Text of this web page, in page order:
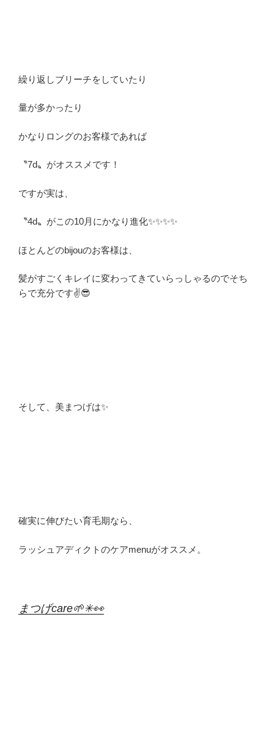
繰り返しブリーチをしていたり
量が多かったり
かなりロングのお客様であれば
〝7d〟がオススメです！
ですが実は、
〝4d〟がこの10月にかなり進化✨✨✨✨
ほとんどのbijouのお客様は、
髪がすごくキレイに変わってきていらっしゃるのでそち
らで充分です✌😎
そして、美まつげは✨
確実に伸びたい育毛期なら、
ラッシュアディクトのケアmenuがオススメ。
まつげcare🌱✳︎👀